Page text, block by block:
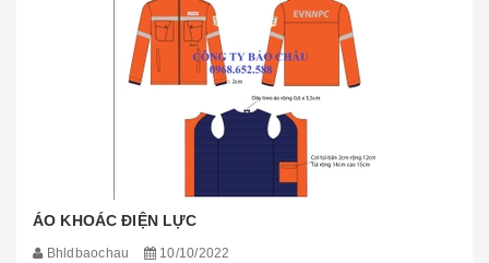
ÁO KHOÁC ĐIỆN LỰC
Bhldbaochau 10/10/2022